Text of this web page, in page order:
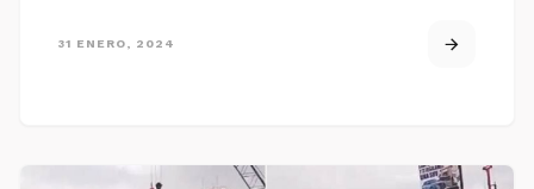
31 ENERO, 2024